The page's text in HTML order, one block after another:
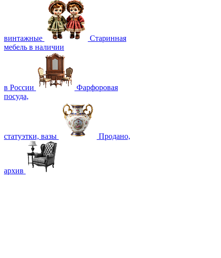
винтажные
Старинная
мебель в наличии
в России
Фарфоровая
посуда,
статуэтки, вазы Продано,
архив